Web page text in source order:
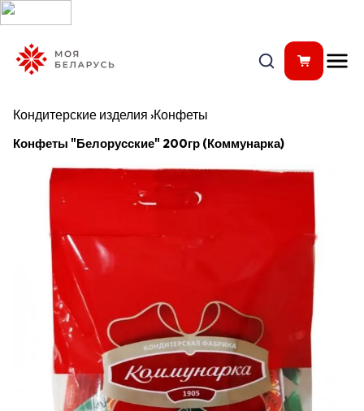
Кондитерские изделия ›Конфеты
Конфеты "Белорусские" 200гр (Коммунарка)